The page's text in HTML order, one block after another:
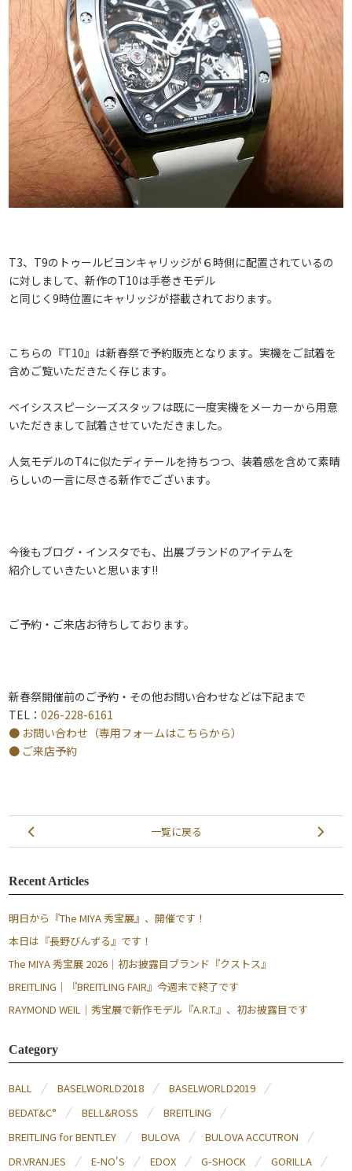
T3、T9のトゥールビヨンキャリッジが６時側に配置されているの
に対しまして、新作のT10は手巻きモデル
と同じく9時位置にキャリッジが搭載されております。
こちらの『T10』は新春祭で予約販売となります。実機をご試着を
含めご覧いただきたく存じます。
ベイシススピーシーズスタッフは既に一度実機をメーカーから用意
いただきまして試着させていただきました。
人気モデルのT4に似たディテールを持ちつつ、装着感を含めて素晴
らしいの一言に尽きる新作でございます。
今後もブログ・インスタでも、出展ブランドのアイテムを
紹介していきたいと思います!!
ご予約・ご来店お待ちしております。
新春祭開催前のご予約・その他お問い合わせなどは下記まで
TEL： 026-228-6161
● お問い合わせ（専用フォームはこちらから）
● ご来店予約
一覧に戻る
Recent Articles
明日から『The MIYA 秀宝展』、開催です！
本日は『長野びんずる』です！
The MIYA 秀宝展 2026｜初お披露目ブランド『クストス』
BREITLING｜『BREITLING FAIR』今週末で終了です
RAYMOND WEIL｜秀宝展で新作モデル『A.R.T.』、初お披露目です
Category
BALL BASELWORLD2018
BASELWORLD2019
BEDAT&C°
BELL&ROSS
BREITLING
BREITLING for BENTLEY
BULOVA
BULOVA ACCUTRON
DR.VRANJES
E-NO'S EDOX G-SHOCK
GORILLA